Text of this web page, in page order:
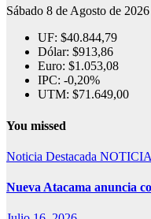
Sábado 8 de Agosto de 2026
UF: $40.844,79
Dólar: $913,86
Euro: $1.053,08
IPC: -0,20%
UTM: $71.649,00
You missed
Noticia Destacada
Nueva Atacama anuncia